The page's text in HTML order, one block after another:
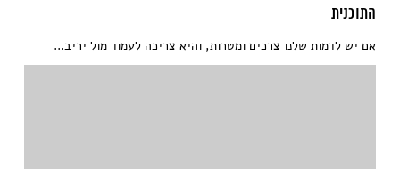
התוכנית
אם יש לדמות שלנו צרכים ומטרות, והיא צריכה לעמוד מול יריב...